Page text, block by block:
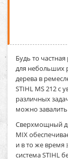
Будь то
для небольших
дерева в
STIHL MS 212
различных
можно
Сверхмощный
MIX
и в то же время
система STIHL